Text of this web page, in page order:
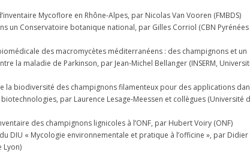
Mycoflore en Rhône-Alpes, par Nicolas Van Vooren (FMBDS)
un Conservatoire botanique national, par Gilles Corriol (CBN
des macromycètes méditerranéens : des champignons et un
la maladie de Parkinson, par Jean-Michel Bellanger (INSERM,
la biodiversité des champignons filamenteux pour des applications
par Laurence Lesage-Meessen et collègues (Université
des champignons lignicoles à l’ONF, par Hubert Voiry (ONF)
DIU « Mycologie environnementale et pratique à l’officine », par Didier
Lyon)